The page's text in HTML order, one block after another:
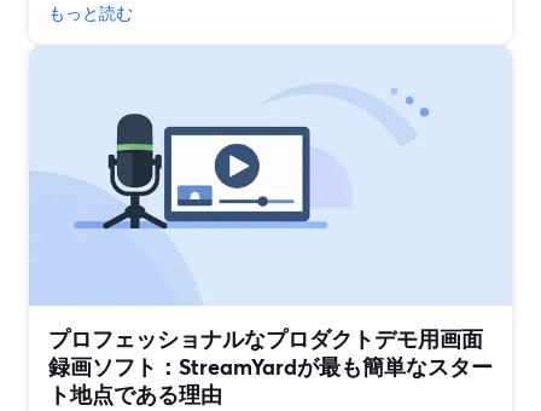
もっと読む
プロフェッショナルなプロダクトデモ用画面
録画ソフト：StreamYardが最も簡単なスター
ト地点である理由